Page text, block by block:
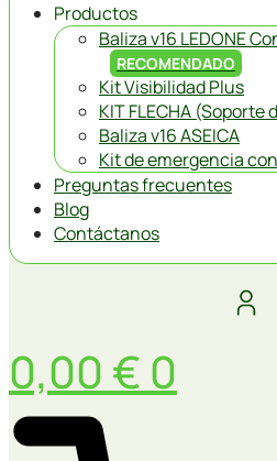
Productos
Baliza v16 LEDONE
RECOMENDADO
Kit Visibilidad Plus
KIT FLECHA (Soporte
Baliza v16 ASEICA
Kit de emergencia
Preguntas frecuentes
Blog
Contáctanos
0,00 € 0